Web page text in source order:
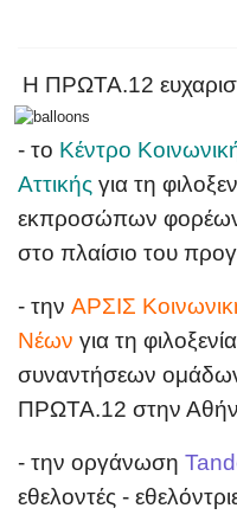
Η ΠΡΩΤΑ.12
- το Κέντρο
Αττικής για τη
εκπροσώπων
στο πλαίσιο του
- την ΑΡΣΙΣ
Νέων για τη
συναντήσεων
ΠΡΩΤΑ.12 στην
- την οργάνωση
εθελοντές -